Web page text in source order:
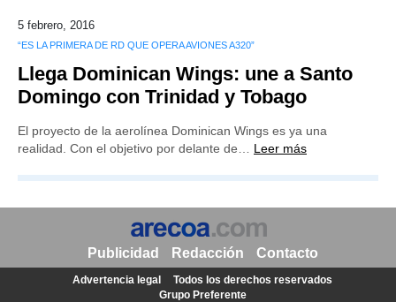
5 febrero, 2016
“ES LA PRIMERA DE RD QUE OPERA AVIONES A320”
Llega Dominican Wings: une a Santo
Domingo con Trinidad y Tobago
El proyecto de la aerolínea Dominican Wings es ya una
realidad. Con el objetivo por delante de… Leer más
Publicidad Redacción Contacto
Advertencia legal
Todos los derechos reservados
Grupo Preferente